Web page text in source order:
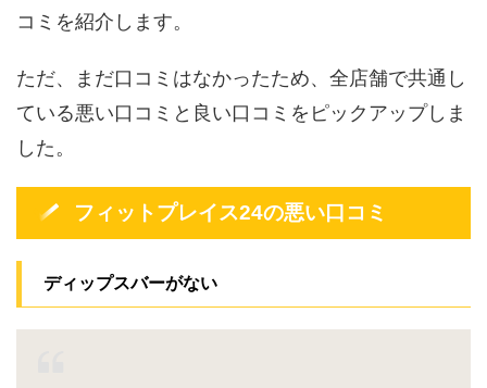
コミを紹介します。
ただ、まだ口コミはなかったため、全店舗で共通し
ている悪い口コミと良い口コミをピックアップしま
した。
フィットプレイス24の悪い口コミ
ディップスバーがない